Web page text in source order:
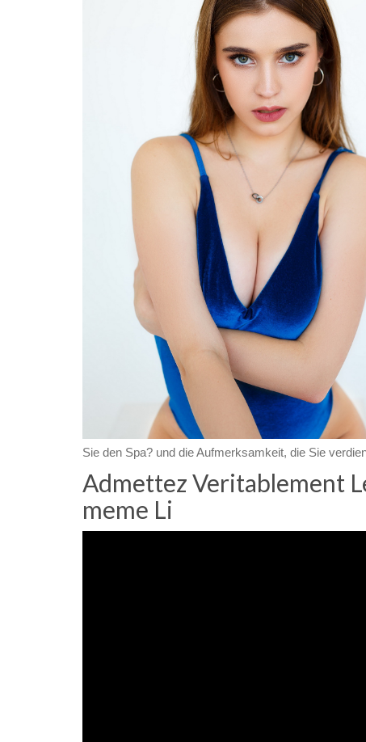
Sie den Spa? und die Aufmerksamkeit, die Sie
Admettez Veritablement
meme Li